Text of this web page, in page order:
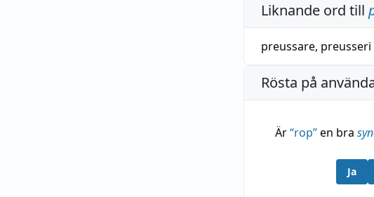
Liknande ord till
preussare, preusseri
Rösta på
Är“rop”en bra
Ja